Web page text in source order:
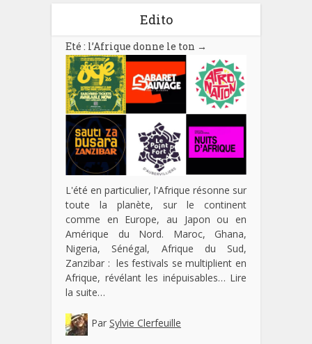
Edito
Eté : l’Afrique donne le ton →
L'été en particulier, l'Afrique résonne sur
toute la planète, sur le continent
comme en Europe, au Japon ou en
Amérique du Nord. Maroc, Ghana,
Nigeria, Sénégal, Afrique du Sud,
Zanzibar : les festivals se multiplient en
Afrique, révélant les inépuisables… Lire
la suite…
Par Sylvie Clerfeuille